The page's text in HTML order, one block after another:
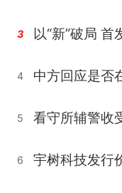
3
4
5 看守所辅警收
6 宇树科技发行